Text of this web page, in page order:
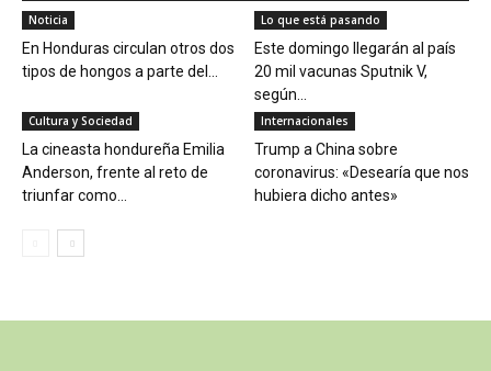
Noticia
En Honduras circulan otros dos
tipos de hongos a parte del...
Lo que está pasando
Este domingo llegarán al país
20 mil vacunas Sputnik V,
según...
Cultura y Sociedad
La cineasta hondureña Emilia
Anderson, frente al reto de
triunfar como...
Internacionales
Trump a China sobre
coronavirus: «Desearía que nos
hubiera dicho antes»